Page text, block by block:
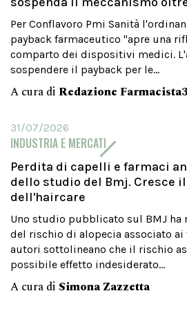
Per Conflavoro Pmi Sanità
payback farmaceutico "apre una
comparto dei dispositivi medici.
sospendere il payback per le...
A cura di Redazione
31/07/2026
INDUSTRIA E MERCATI
Perdita di capelli e farmaci
dello studio del Bmj. Cresce
dell'haircare
Uno studio pubblicato sul BMJ ha
del rischio di alopecia associato ai
autori sottolineano che il rischio
possibile effetto indesiderato...
A cura di Simona Zazzetta